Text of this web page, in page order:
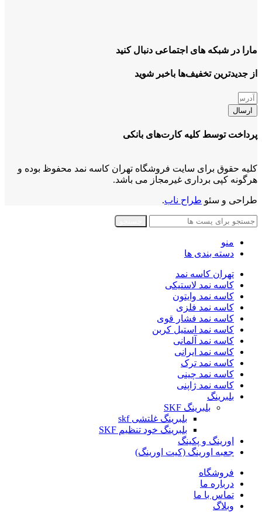
مارا در شبکه های اجتماعی دنبال کنید
از جدیدترین تخفیف‌ها باخبر شوید
ارسال
پرداخت توسط کلیه کارت‌های بانکی
کلیه حقوق برای سایت فروشگاه تهران کاسه نمد محفوظ بوده و
هرگونه کپی برداری غیرمجاز می باشد.
طراحی و سئو طراح ناب.
منو
دسته بندی ها
تهران کاسه نمد
کاسه نمد لاستیکی
کاسه نمد وایتون
کاسه نمد فلزی
کاسه نمد فشار قوی
کاسه نمد استیل کربن
کاسه نمد آلمانی
کاسه نمد ایرانی
کاسه نمد ترک
کاسه نمد چینی
کاسه نمد ژاپنی
بلبرینگ
بلبرینگ SKF
بلبرینگ غلتشی skf
بلبرینگ خود تنظیم SKF
اورینگ و پکینگ
جعبه اورینگ (کیت اورینگ)
فروشگاه
درباره ما
تماس با ما
وبلاگ